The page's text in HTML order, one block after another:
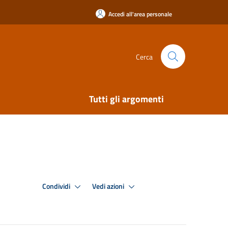
Accedi all'area personale
Cerca
Tutti gli argomenti
Condividi Vedi azioni